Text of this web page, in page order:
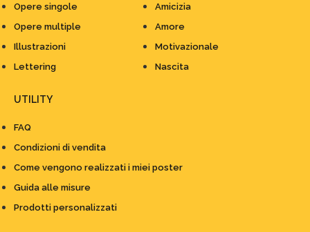
Opere singole
Opere multiple
Illustrazioni
Lettering
Amicizia
Amore
Motivazionale
Nascita
UTILITY
FAQ
Condizioni di vendita
Come vengono realizzati i miei poster
Guida alle misure
Prodotti personalizzati